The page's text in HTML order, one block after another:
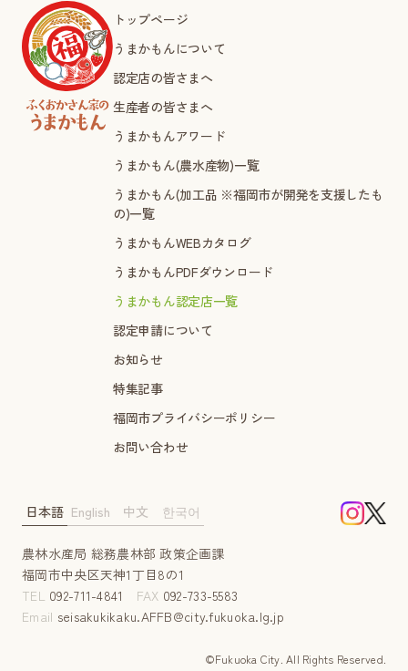
トップページ
うまかもんについて
認定店の皆さまへ
生産者の皆さまへ
うまかもんアワード
うまかもん(農水産物)一覧
うまかもん(加工品 ※福岡市が開発を支援したも
の)一覧
うまかもんWEBカタログ
うまかもんPDFダウンロード
うまかもん認定店一覧
認定申請について
お知らせ
特集記事
福岡市プライバシーポリシー
お問い合わせ
農林水産局 総務農林部 政策企画課
福岡市中央区天神1丁目8の1
TEL 092-711-4841 FAX 092-733-5583
Email seisakukikaku.AFFB@city.fukuoka.lg.jp
©Fukuoka City. AII Rights Reserved.
日本語 English 中文 한국어